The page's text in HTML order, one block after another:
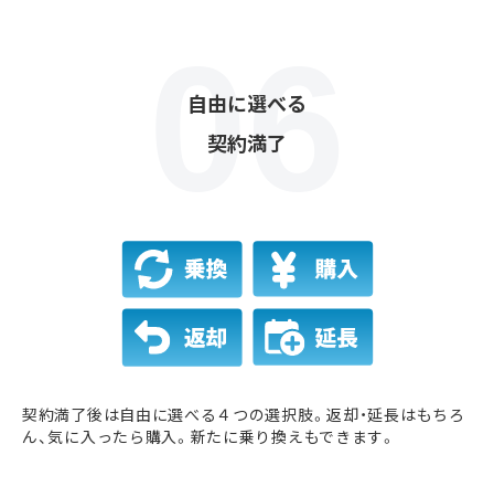
自由に選べる
契約満了
契約満了後は自由に選べる４つの選択肢。返却・延長はもちろ
ん、気に入ったら購入。新たに乗り換えもできます。